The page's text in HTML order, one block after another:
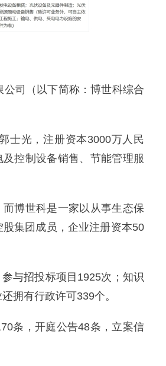
司（以下简称：博世科综合
士光，注册资本3000万人民
控制设备销售、节能管理服
博世科是一家以从事生态保
集团成员，企业注册资本50
与招投标项目1925次；知识
拥有行政许可339个。
条，开庭公告48条，立案信